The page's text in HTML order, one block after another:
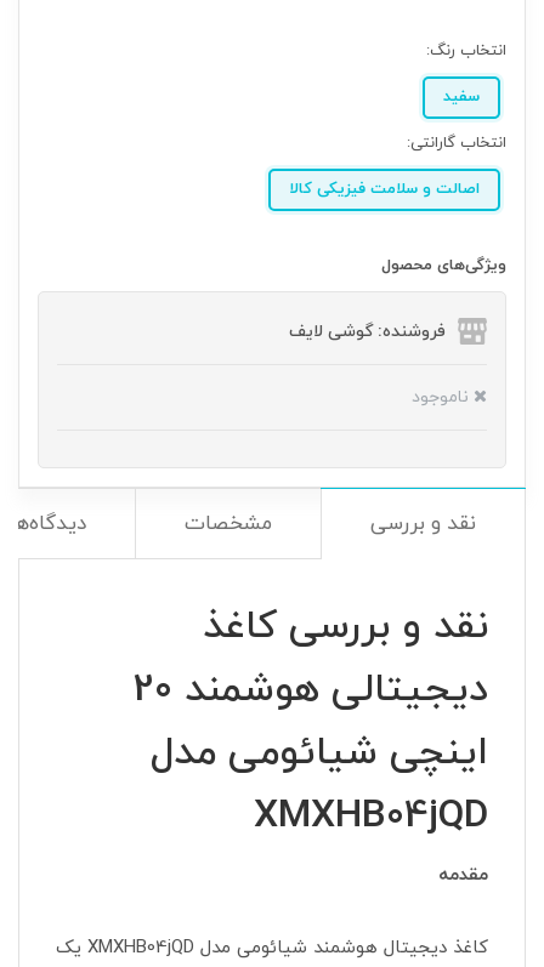
انتخاب رنگ:
سفید
انتخاب گارانتی:
اصالت و سلامت فیزیکی کالا
ویژگی‌های محصول
فروشنده: گوشی لایف
ناموجود
نقد و بررسی مشخصات دیدگاه‌ها
نقد و بررسی کاغذ
دیجیتالی هوشمند 20
اینچی شیائومی مدل
XMXHB04jQD
مقدمه
کاغذ دیجیتال هوشمند شیائومی مدل XMXHB04jQD یک